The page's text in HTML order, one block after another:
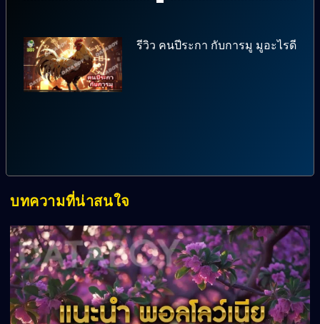
รีวิว คนปีระกา กับการมู มูอะไรดี
บทความที่น่าสนใจ